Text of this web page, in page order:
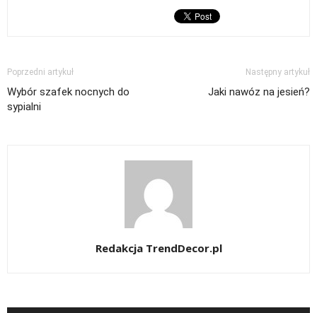
Poprzedni artykuł
Wybór szafek nocnych do
sypialni
Następny artykuł
Jaki nawóz na jesień?
Redakcja TrendDecor.pl